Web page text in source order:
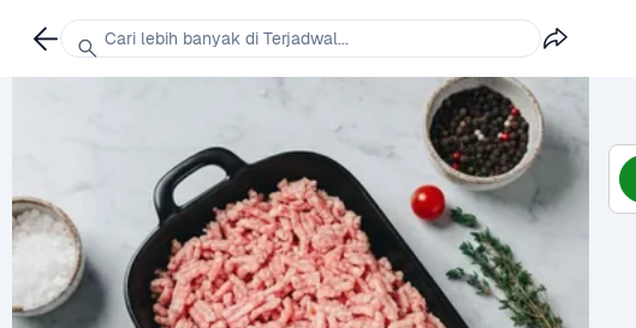
Cari lebih banyak di Terjadwal...